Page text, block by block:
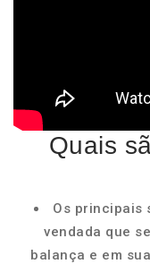
Quais
Os principais
vendada que
balança e em